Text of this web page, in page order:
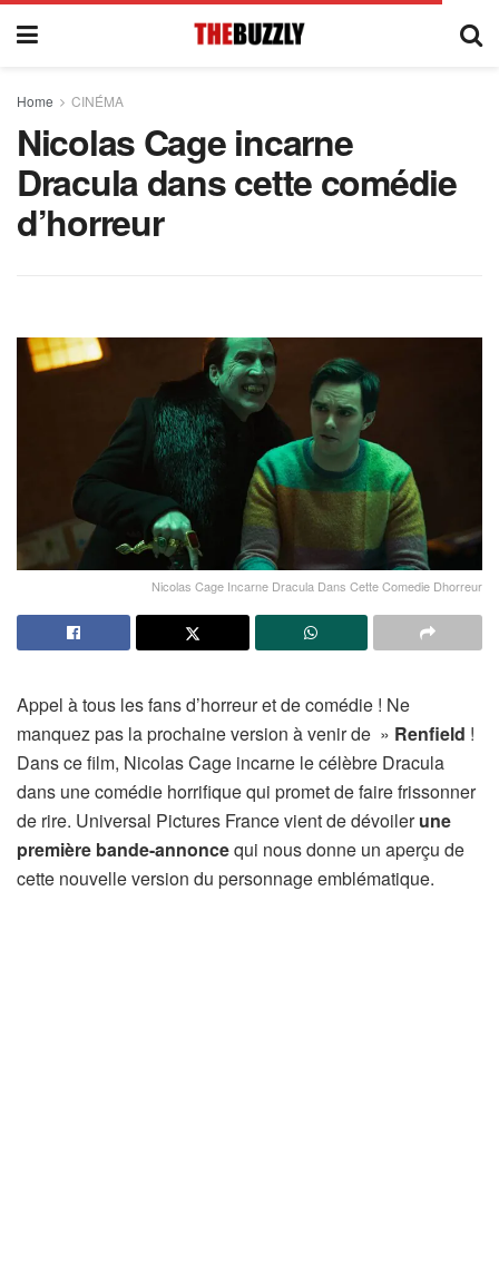
Home CINÉMA
Nicolas Cage incarne
Dracula dans cette comédie
d’horreur
Nicolas Cage Incarne Dracula Dans Cette Comedie Dhorreur
Appel à tous les fans d’horreur et de comédie ! Ne
manquez pas la prochaine version à venir de » Renfield !
Dans ce film, Nicolas Cage incarne le célèbre Dracula
dans une comédie horrifique qui promet de faire frissonner
de rire. Universal Pictures France vient de dévoilerune
première bande-annoncequi nous donne un aperçu de
cette nouvelle version du personnage emblématique.